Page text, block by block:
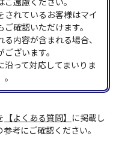
れているお客様はマイ
確認いただけます。
内容が含まれる場合、
ざいます。
って対応してまいりま
。
【よくある質問】 に掲載し
考にご確認ください。